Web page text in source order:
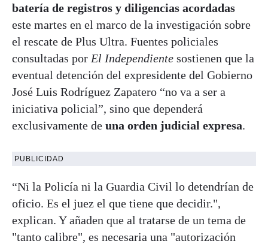
batería de registros y diligencias acordadas
este martes en el marco de la investigación sobre
el rescate de Plus Ultra. Fuentes policiales
consultadas por El Independiente sostienen que la
eventual detención del expresidente del Gobierno
José Luis Rodríguez Zapatero “no va a ser a
iniciativa policial”, sino que dependerá
exclusivamente de una orden judicial expresa.
PUBLICIDAD
“Ni la Policía ni la Guardia Civil lo detendrían de
oficio. Es el juez el que tiene que decidir.",
explican. Y añaden que al tratarse de un tema de
"tanto calibre", es necesaria una "autorización